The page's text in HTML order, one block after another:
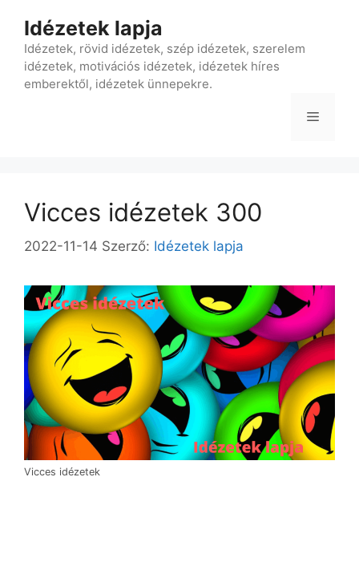
tartalomba
Idézetek lapja
Idézetek, rövid idézetek, szép idézetek, szerelem
idézetek, motivációs idézetek, idézetek híres
emberektől, idézetek ünnepekre.
Menü
Vicces idézetek 300
2022-11-14 Szerző: Idézetek lapja
Vicces idézetek